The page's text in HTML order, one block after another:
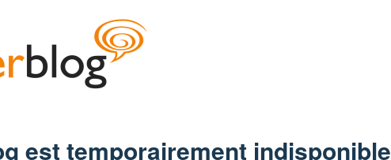
est temporairement indisponible